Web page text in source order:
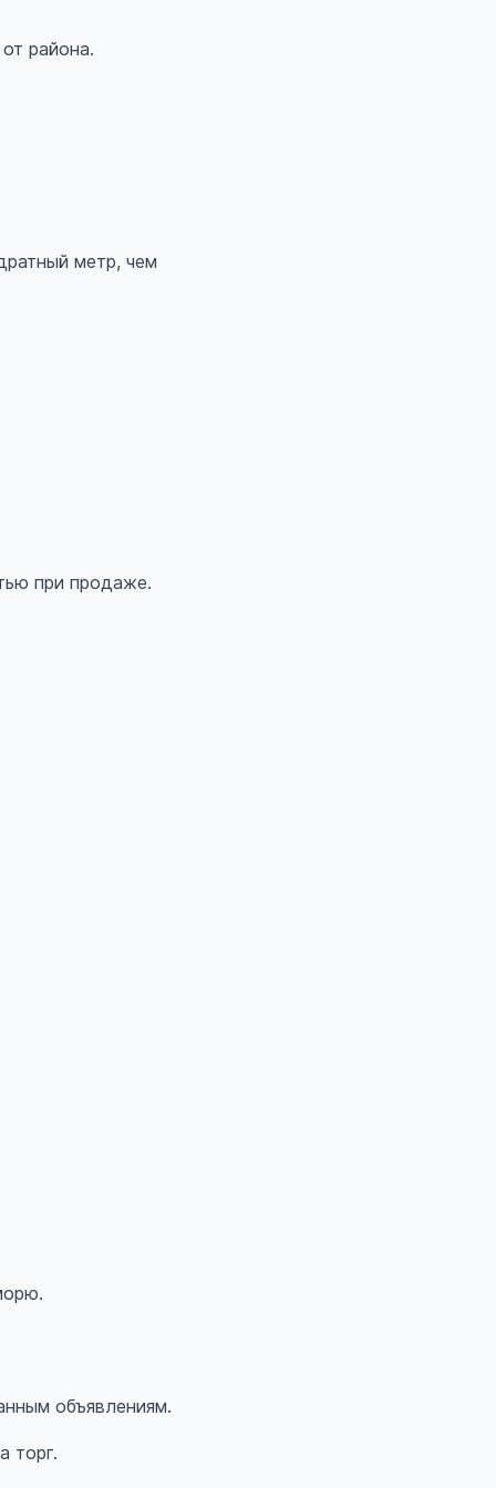
района.
метр, чем
при продаже.
объявлениям.
торг.